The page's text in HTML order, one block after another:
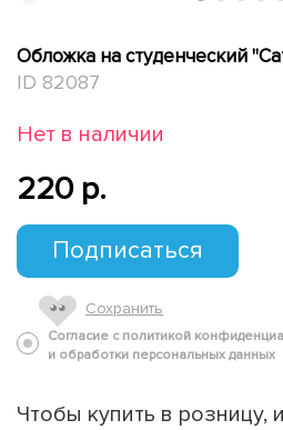
Обложка на студенческий
ID 82087
Нет в наличии
220 p.
Подписаться
Сохранить
Согласие с политикой
и обработки персональных данных
Чтобы купить в розницу,